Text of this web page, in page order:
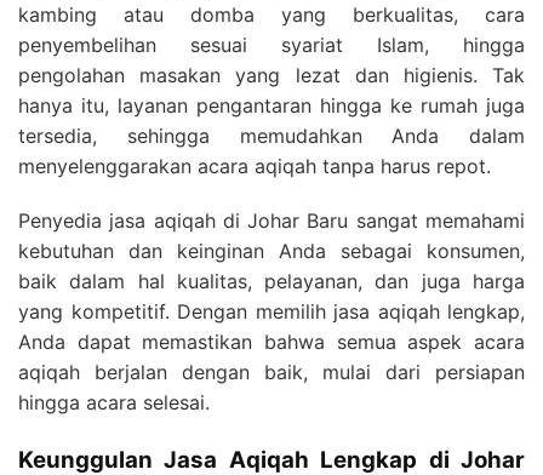
kambing atau domba yang berkualitas, cara
penyembelihan sesuai syariat Islam, hingga
pengolahan masakan yang lezat dan higienis. Tak
hanya itu, layanan pengantaran hingga ke rumah juga
tersedia, sehingga memudahkan Anda dalam
menyelenggarakan acara aqiqah tanpa harus repot.
Penyedia jasa aqiqah di Johar Baru sangat memahami
kebutuhan dan keinginan Anda sebagai konsumen,
baik dalam hal kualitas, pelayanan, dan juga harga
yang kompetitif. Dengan memilih jasa aqiqah lengkap,
Anda dapat memastikan bahwa semua aspek acara
aqiqah berjalan dengan baik, mulai dari persiapan
hingga acara selesai.
Keunggulan Jasa Aqiqah Lengkap di Johar